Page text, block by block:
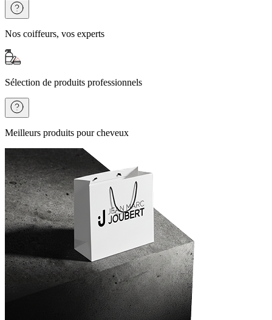
Nos coiffeurs, vos experts
Sélection de produits professionnels
Meilleurs produits pour cheveux